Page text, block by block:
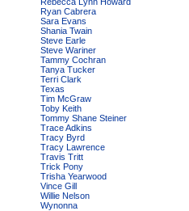
Ryan Cabrera
Sara Evans
Shania Twain
Steve Earle
Steve Wariner
Tammy Cochran
Tanya Tucker
Terri Clark
Texas
Tim McGraw
Toby Keith
Tommy Shane Steiner
Trace Adkins
Tracy Byrd
Tracy Lawrence
Travis Tritt
Trick Pony
Trisha Yearwood
Vince Gill
Willie Nelson
Wynonna